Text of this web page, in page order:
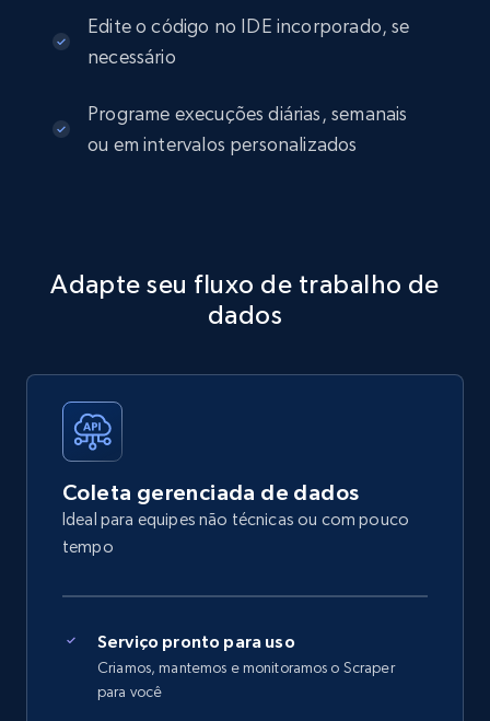
Edite o código no IDE incorporado, se
necessário
Programe execuções diárias, semanais
ou em intervalos personalizados
Adapte seu fluxo de trabalho de
dados
Coleta gerenciada de dados
Ideal para equipes não técnicas ou com pouco
tempo
Serviço pronto para uso
Criamos, mantemos e monitoramos o Scraper
para você